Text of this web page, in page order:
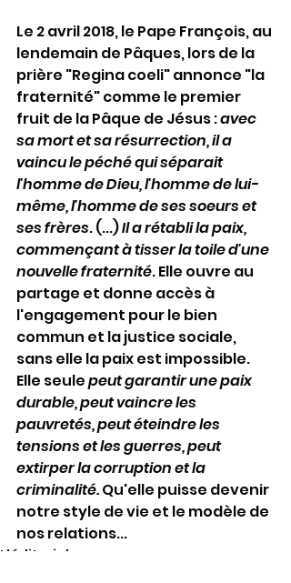
Le 2 avril 2018, le Pape François, au
lendemain de Pâques, lors de la
prière "Regina coeli" annonce "la
fraternité" comme le premier
fruit de la Pâque de Jésus : avec
sa mort et sa résurrection, il a
vaincu le péché qui séparait
l'homme de Dieu, l'homme de lui-
même, l'homme de ses soeurs et
ses frères. (...) Il a rétabli la paix,
commençant à tisser la toile d'une
nouvelle fraternité. Elle ouvre au
partage et donne accès à
l'engagement pour le bien
commun et la justice sociale,
sans elle la paix est impossible.
Elle seule peut garantir une paix
durable, peut vaincre les
pauvretés, peut éteindre les
tensions et les guerres, peut
extirper la corruption et la
criminalité. Qu'elle puisse devenir
notre style de vie et le modèle de
nos relations...
L'éditorial